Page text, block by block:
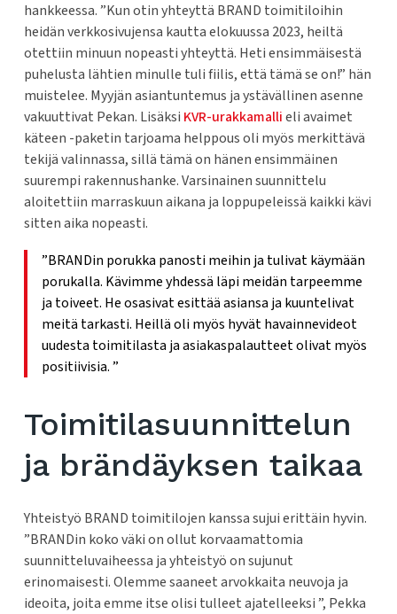
hankkeessa. ”Kun otin yhteyttä BRAND toimitiloihin
heidän verkkosivujensa kautta elokuussa 2023, heiltä
otettiin minuun nopeasti yhteyttä. Heti ensimmäisestä
puhelusta lähtien minulle tuli fiilis, että tämä se on!” hän
muistelee. Myyjän asiantuntemus ja ystävällinen asenne
vakuuttivat Pekan. Lisäksi KVR-urakkamallieli avaimet
käteen -paketin tarjoama helppous oli myös merkittävä
tekijä valinnassa, sillä tämä on hänen ensimmäinen
suurempi rakennushanke. Varsinainen suunnittelu
aloitettiin marraskuun aikana ja loppupeleissä kaikki kävi
sitten aika nopeasti.
”BRANDin porukka panosti meihin ja tulivat käymään
porukalla. Kävimme yhdessä läpi meidän tarpeemme
ja toiveet. He osasivat esittää asiansa ja kuuntelivat
meitä tarkasti. Heillä oli myös hyvät havainnevideot
uudesta toimitilasta ja asiakaspalautteet olivat myös
positiivisia. ”
Toimitilasuunnittelun
ja brändäyksen taikaa
Yhteistyö BRAND toimitilojen kanssa sujui erittäin hyvin.
”BRANDin koko väki on ollut korvaamattomia
suunnitteluvaiheessa ja yhteistyö on sujunut
erinomaisesti. Olemme saaneet arvokkaita neuvoja ja
ideoita, joita emme itse olisi tulleet ajatelleeksi ”, Pekka